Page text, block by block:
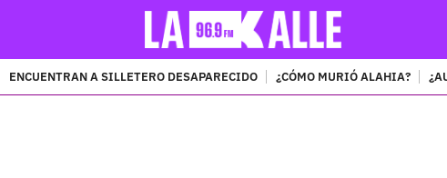
ENCUENTRAN A SILLETERO DESAPARECIDO ¿CÓMO MURIÓ ALAHIA?